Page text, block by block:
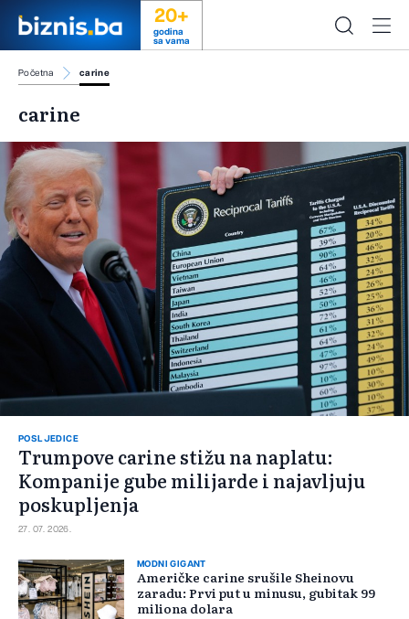
20+
godina
sa vama
Početna carine
carine
POSLJEDICE
Trumpove carine stižu na naplatu:
Kompanije gube milijarde i najavljuju
poskupljenja
27. 07. 2026.
MODNI GIGANT
Američke carine srušile Sheinovu
zaradu: Prvi put u minusu, gubitak 99
miliona dolara